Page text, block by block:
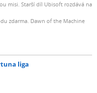
misi. Starší díl Ubisoft rozdává na
zdarma. Dawn of the Machine
liga